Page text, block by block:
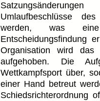
Umlaufbeschlüsse
werden, was
Entscheidungsfindung
Organisation wird das
aufgehoben. Die
Wettkampfsport über,
einer Hand betreut
Schiedsrichterordnung